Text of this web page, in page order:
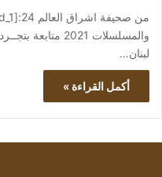
والمسلسلات
لبنان…
أكمل القراءة »